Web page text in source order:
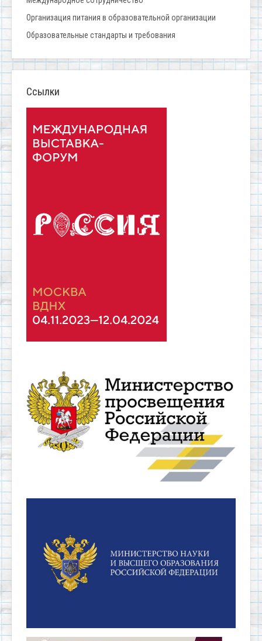
Организация питания в образовательной организации
Образовательные стандарты и требования
Ссылки